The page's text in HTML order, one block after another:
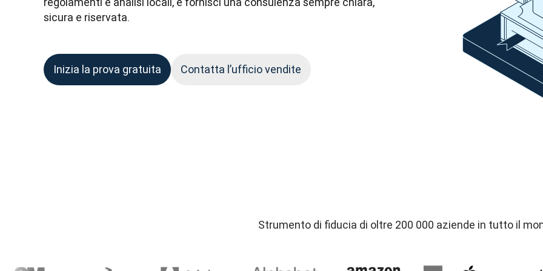
sicura e riservata.
Inizia la prova gratuita Contatta l’ufficio vendite
Strumento di fiducia di oltre 200 000 aziende in tutto il